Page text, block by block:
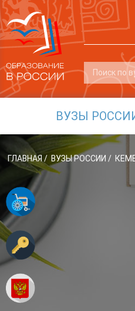
ВУЗЫ
ГЛАВНАЯ/ ВУЗЫ РОССИИ /